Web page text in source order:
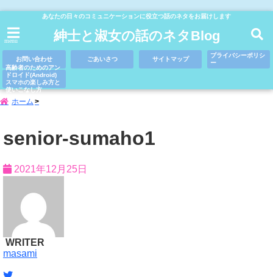
あなたの日々のコミュニケーションに役立つ話のネタをお届けします
menu 紳士と淑女の話のネタBlog
お問い合わせ ごあいさつ サイトマップ
プライバシーポリシ
ー
高齢者のためのアン
ドロイド(Android)
スマホの楽しみ方と
使いこなし方
ホーム
senior-sumaho1
2021年12月25日
WRITER
masami